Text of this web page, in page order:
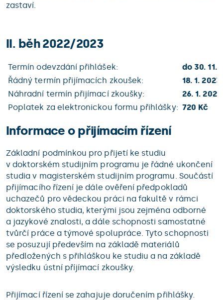
zastaví.
II. běh 2022/2023
Termín odevzdání přihlášek:
do 30. 11.
Řádný termín přijímacích zkoušek:
18. 1.
Náhradní termín přijímací zkoušky:
26. 1.
Poplatek za elektronickou formu přihlášky: 720 Kč
Informace o přijímacím řízení
Základní podmínkou pro přijetí ke studiu
v doktorském studijním programu je řádné ukončení
studia v magisterském studijním programu. Součástí
přijímacího řízení je dále ověření předpokladů
uchazečů pro vědeckou práci na fakultě v rámci
doktorského studia, kterými jsou zejména odborné
a jazykové znalosti, a dále schopnosti samostatné
tvůrčí práce a týmové spolupráce. Tyto schopnosti
se posuzují především na základě materiálů
předložených s přihláškou ke studiu a na základě
výsledku ústní příjímací zkoušky.
Přijímací řízení se zahajuje doručením přihlášky.